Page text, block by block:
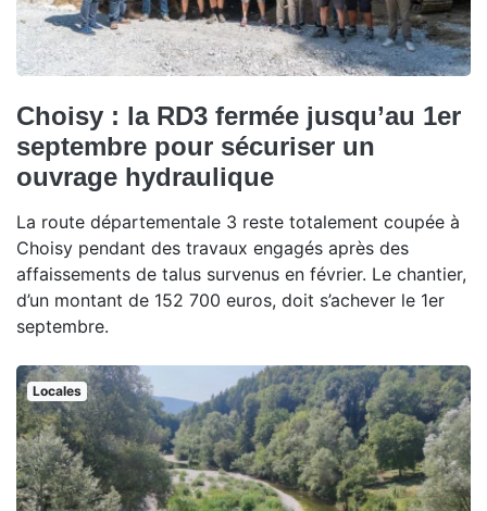
Choisy : la RD3 fermée jusqu’au 1er
septembre pour sécuriser un
ouvrage hydraulique
La route départementale 3 reste totalement coupée à
Choisy pendant des travaux engagés après des
affaissements de talus survenus en février. Le chantier,
d’un montant de 152 700 euros, doit s’achever le 1er
septembre.
Locales